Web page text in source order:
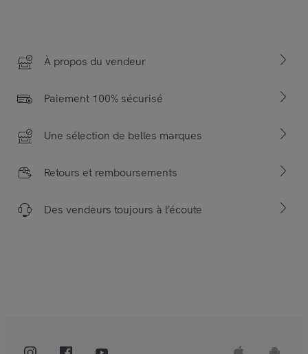
À propos du vendeur
Paiement 100% sécurisé
Une sélection de belles marques
Retours et remboursements
Des vendeurs toujours à l’écoute